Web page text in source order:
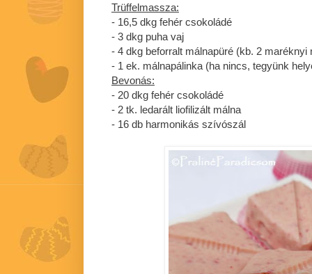
Trüffelmassza:
- 16,5 dkg fehér csokoládé
- 3 dkg puha vaj
- 4 dkg beforralt málnapüré (kb. 2 maréknyi
- 1 ek. málnapálinka (ha nincs, tegyünk
Bevonás:
- 20 dkg fehér csokoládé
- 2 tk. ledarált liofilizált málna
- 16 db harmonikás szívószál